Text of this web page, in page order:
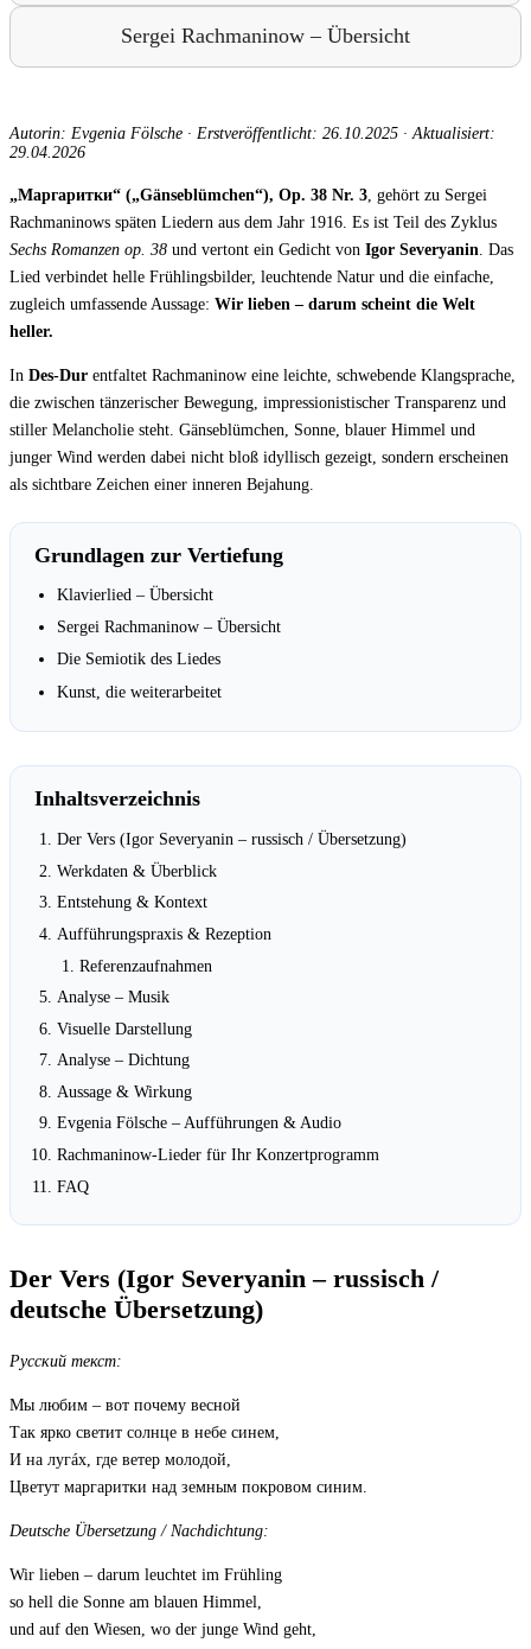
Sergei Rachmaninow – Übersicht
Autorin: Evgenia Fölsche · Erstveröffentlicht: 26.10.2025 · Aktualisiert:
29.04.2026
„Маргаритки“ („Gänseblümchen“), Op. 38 Nr. 3 , gehört zu Sergei
Rachmaninows späten Liedern aus dem Jahr 1916. Es ist Teil des Zyklus
Sechs Romanzen op. 38 und vertont ein Gedicht von Igor Severyanin . Das
Lied verbindet helle Frühlingsbilder, leuchtende Natur und die einfache,
zugleich umfassende Aussage: Wir lieben – darum scheint die Welt
heller.
In Des-Dur entfaltet Rachmaninow eine leichte, schwebende Klangsprache,
die zwischen tänzerischer Bewegung, impressionistischer Transparenz und
stiller Melancholie steht. Gänseblümchen, Sonne, blauer Himmel und
junger Wind werden dabei nicht bloß idyllisch gezeigt, sondern erscheinen
als sichtbare Zeichen einer inneren Bejahung.
Grundlagen zur Vertiefung
Klavierlied – Übersicht
Sergei Rachmaninow – Übersicht
Die Semiotik des Liedes
Kunst, die weiterarbeitet
Inhaltsverzeichnis
Der Vers (Igor Severyanin – russisch / Übersetzung)
Werkdaten & Überblick
Entstehung & Kontext
Aufführungspraxis & Rezeption
Referenzaufnahmen
Analyse – Musik
Visuelle Darstellung
Analyse – Dichtung
Aussage & Wirkung
Evgenia Fölsche – Aufführungen & Audio
Rachmaninow-Lieder für Ihr Konzertprogramm
FAQ
Der Vers (Igor Severyanin – russisch /
deutsche Übersetzung)
Русский текст:
Мы любим – вот почему весной
Так ярко светит солнце в небе синем,
И на лугáх, где ветер молодой,
Цветут маргаритки над земным покровом синим.
Deutsche Übersetzung / Nachdichtung:
Wir lieben – darum leuchtet im Frühling
so hell die Sonne am blauen Himmel,
und auf den Wiesen, wo der junge Wind geht,